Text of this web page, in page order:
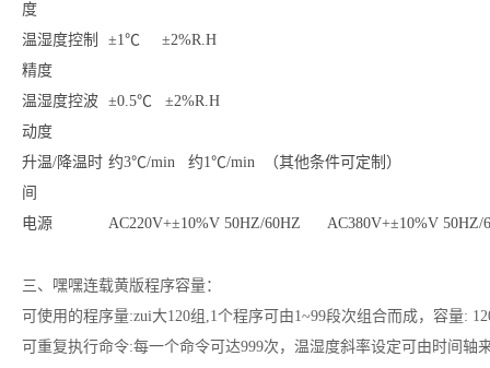
度
温湿度控制
精度
±1℃ ±2%R.H
温湿度控波
动度
±0.5℃ ±2%R.H
升温/降温时
间
约3℃/min 约1℃/min （其他条件可定制）
电源 AC220V+±10%V 50HZ/60HZ AC380V+±10%V 50HZ/
三、嘿嘿连载黄版程序容量：
可使用的程序量:zui大120组,1个程序可由1~99段次组合而成，容量:
可重复执行命令:每一个命令可达999次，温湿度斜率设定可由时间